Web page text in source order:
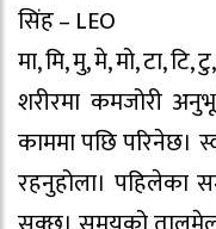
सिंह – LEO
मा, मि, मु, मे, मो, टा, टि,
शरीरमा कमजोरी
काममा पछि परिनेछ।
रहनुहोला। पहिलेका